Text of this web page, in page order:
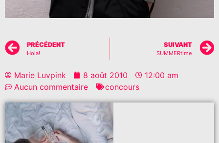
PRÉCÉDENT
Hola!
SUIVANT
SUMMERtime
Marie Luvpink 8 août 2010
12:00 am
Aucun commentaire
concours